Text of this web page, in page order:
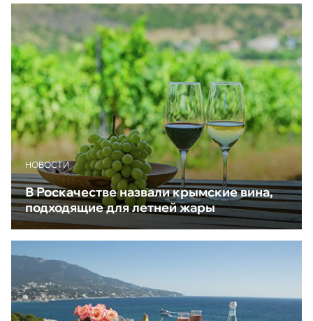
НОВОСТИ
В Роскачестве назвали крымские вина,
подходящие для летней жары